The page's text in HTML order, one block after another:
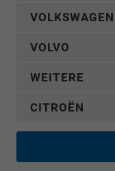
VOLKSWAGEN
VOLVO
WEITERE
CITROËN